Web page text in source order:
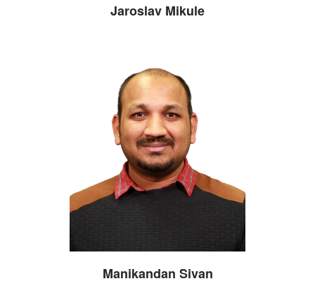
Jaroslav Mikule
Manikandan Sivan